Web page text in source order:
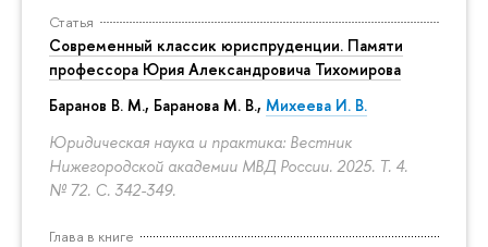
Статья
Современный классик юриспруденции. Памяти
профессора Юрия Александровича Тихомирова
Баранов В. М., Баранова М. В., Михеева И. В.
Юридическая наука и практика: Вестник
Нижегородской академии МВД России. 2025. Т. 4.
№ 72. С. 342-349.
Глава в книге